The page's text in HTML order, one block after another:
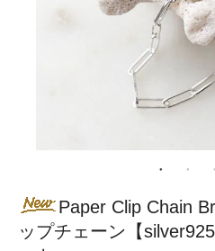
Paper Clip Chain
ップチェーン【